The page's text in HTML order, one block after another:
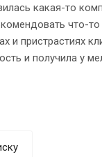
какая-то
что-то
и пристрастиях
и получила у